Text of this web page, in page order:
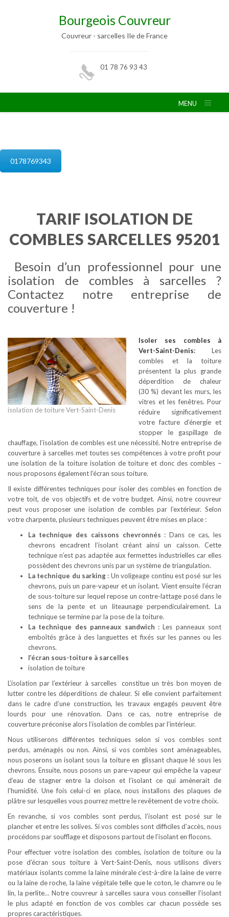
Bourgeois Couvreur
Couvreur - sarcelles Ile de France
01 78 76 93 43
MENU
0178769343
TARIF ISOLATION DE
COMBLES SARCELLES 95201
Besoin d’un professionnel pour une
isolation de combles à sarcelles ?
Contactez notre entreprise de
couverture !
isolation de toiture Vert-Saint-Denis
Isoler ses combles à
Vert-Saint-Denis: Les
combles et la toiture
présentent la plus grande
déperdition de chaleur
(30 %) devant les murs, les
vitres et les fenêtres. Pour
réduire significativement
votre facture d’énergie et
stopper le gaspillage de
chauffage, l’isolation de combles est une nécessité. Notre entreprise de
couverture à sarcelles met toutes ses compétences à votre profit pour
une isolation de la toiture isolation de toiture et donc des combles –
nous proposons également l’écran sous toiture.
Il existe différentes techniques pour isoler des combles en fonction de
votre toit, de vos objectifs et de votre budget. Ainsi, notre couvreur
peut vous proposer une isolation de combles par l’extérieur. Selon
votre charpente, plusieurs techniques peuvent être mises en place :
La technique des caissons chevronnés : Dans ce cas, les
chevrons encadrent l’isolant créant ainsi un caisson. Cette
technique n’est pas adaptée aux fermettes industrielles car elles
possèdent des chevrons unis par un système de triangulation.
La technique du sarking : Un voligeage continu est posé sur les
chevrons, puis un pare-vapeur et un isolant. Vient ensuite l’écran
de sous-toiture sur lequel repose un contre-lattage posé dans le
sens de la pente et un liteaunage perpendiculairement. La
technique se termine par la pose de la toiture.
La technique des panneaux sandwich : Les panneaux sont
emboîtés grâce à des languettes et fixés sur les pannes ou les
chevrons.
l’écran sous-toiture à sarcelles
isolation de toiture
L’isolation par l’extérieur à sarcelles constitue un très bon moyen de
lutter contre les déperditions de chaleur. Si elle convient parfaitement
dans le cadre d’une construction, les travaux engagés peuvent être
lourds pour une rénovation. Dans ce cas, notre entreprise de
couverture préconise alors l’isolation de combles par l’intérieur.
Nous utiliserons différentes techniques selon si vos combles sont
perdus, aménagés ou non. Ainsi, si vos combles sont aménageables,
nous poserons un isolant sous la toiture en glissant chaque lé sous les
chevrons. Ensuite, nous posons un pare-vapeur qui empêche la vapeur
d’eau de stagner entre la cloison et l’isolant ce qui amènerait de
l’humidité. Une fois celui-ci en place, nous installons des plaques de
plâtre sur lesquelles vous pourrez mettre le revêtement de votre choix.
En revanche, si vos combles sont perdus, l’isolant est posé sur le
plancher et entre les solives. Si vos combles sont difficiles d’accès, nous
procédons par soufflage et disposons partout de l’isolant en flocons.
Pour effectuer votre isolation des combles, isolation de toiture ou la
pose d’écran sous toiture à Vert-Saint-Denis, nous utilisons divers
matériaux isolants comme la laine minérale c’est-à-dire la laine de verre
ou la laine de roche, la laine végétale telle que le coton, le chanvre ou le
lin, la perlite… Notre couvreur à sarcelles saura vous conseiller l’isolant
le plus adapté en fonction de vos combles car chacun possède ses
propres caractéristiques.